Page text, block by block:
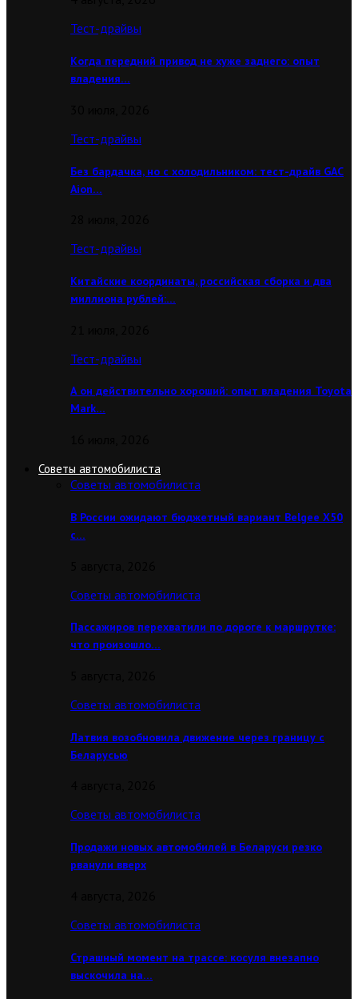
Тест-драйвы
Когда передний привод не хуже заднего: опыт
владения…
Тест-драйвы
Без бардачка, но с холодильником: тест-драйв GAC
Aion…
Тест-драйвы
Китайские координаты, российская сборка и два
миллиона рублей:…
Тест-драйвы
А он действительно хороший: опыт владения Toyota
Mark…
Советы автомобилиста
Советы автомобилиста
В России ожидают бюджетный вариант Belgee X50
с…
Советы автомобилиста
Пассажиров перехватили по дороге к маршрутке:
что произошло…
Советы автомобилиста
Латвия возобновила движение через границу с
Беларусью
Советы автомобилиста
Продажи новых автомобилей в Беларуси резко
рванули вверх
Советы автомобилиста
Страшный момент на трассе: косуля внезапно
выскочила на…